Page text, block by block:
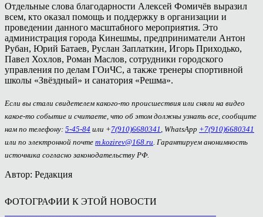
Отдельные слова благодарности Алексей Фомичёв выразил
всем, кто оказал помощь и поддержку в организации и
проведении данного масштабного мероприятия. Это
администрация города Кинешмы, предприниматели Антон
Рубан, Юрий Батаев, Руслан Заплаткин, Игорь Приходько,
Павел Хохлов, Роман Маслов, сотрудники городского
управления по делам ГОиЧС, а также тренеры спортивной
школы «Звёздный» и санатория «Решма».
Если вы стали свидетелем какого-то происшествия или сняли на видео
какое-то событие и считаете, что об этом должны узнать все, сообщите
нам по телефону: 5-45-84 или +7(910)6680341 , WhatsApp +7(910)6680341
или по электронной почте m.kozirev@168.ru. Гарантируем анонимность
источника согласно законодательству РФ.
Автор: Редакция
ФОТОГРАФИИ К ЭТОЙ НОВОСТИ